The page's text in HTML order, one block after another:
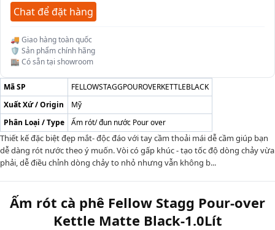
Chat để đặt hàng
🚚 Giao hàng toàn quốc
🛡️ Sản phẩm chính hãng
🏬 Có sẵn tại showroom
Mã SP
FELLOWSTAGGPOUROVERKETTLEBLACK
Xuất Xứ / Origin
Mỹ
Phân Loại / Type
Ấm rót/ đun nước Pour over
Thiết kế đặc biệt đẹp mắt- độc đáo với tay cầm thoải mái dễ cầm giúp bạn
dễ dàng rót nước theo ý muốn. Vòi có gấp khúc - tạo tốc độ dòng chảy vừa
phải, dễ điều chỉnh dòng chảy to nhỏ nhưng vẫn không b...
Ấm rót cà phê Fellow Stagg Pour-over
Kettle Matte Black-1.0Lít